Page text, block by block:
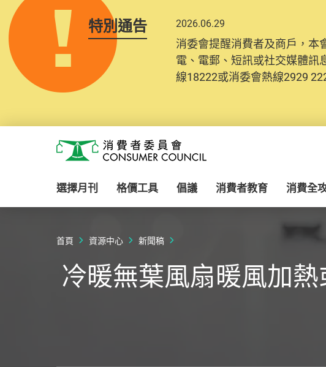
特別通告 2026.06.29
消委會提醒消費者及商戶，本
電、電郵、短訊或社交媒體訊
線18222或消委會熱線2929
消費者委員會
選擇月刊 格價工具 倡議 消費者教育 消費全
首頁 資源中心 新聞稿
冷暖無葉風扇暖風加